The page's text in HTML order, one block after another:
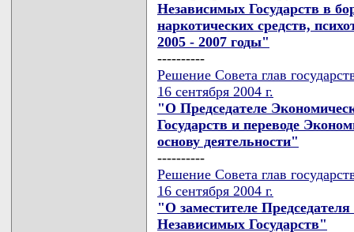
Независимых Государств в
наркотических средств,
2005 - 2007 годы"
----------
Решение Совета глав
16 сентября 2004 г.
"О Председателе
Государств и переводе
основу деятельности"
----------
Решение Совета глав
16 сентября 2004 г.
"О заместителе
Независимых Государств"